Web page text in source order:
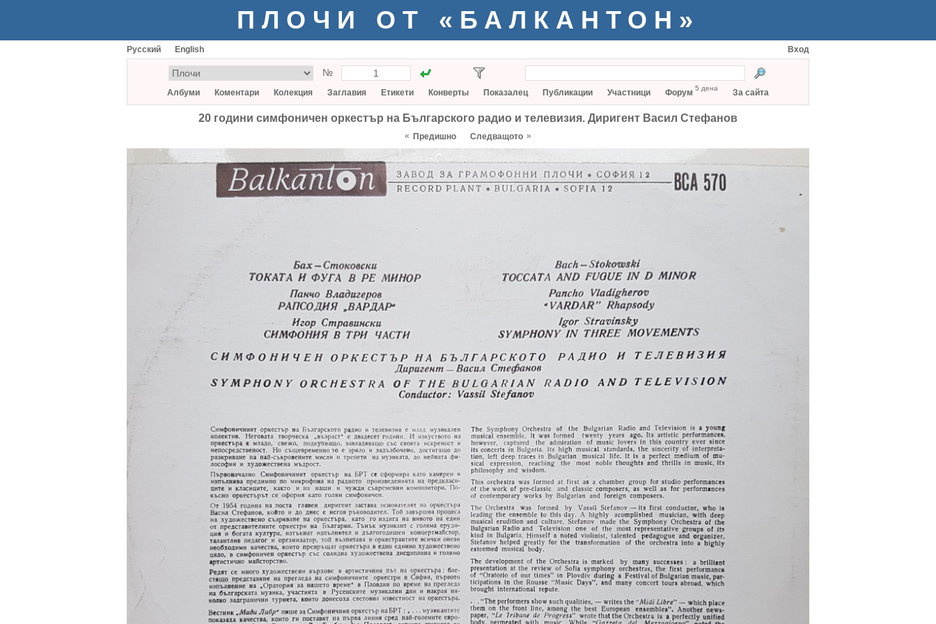
ПЛОЧИ ОТ «БАЛКАНТОН»
Русский English Вход
№
Албуми Коментари Колекция Заглавия Етикети Конверты Показалец Публикации Участници Форум 5 дена За сайта
20 години симфоничен оркестър на Българского радио и телевизия. Диригент Васил Стефанов
« Предишно Следващото »